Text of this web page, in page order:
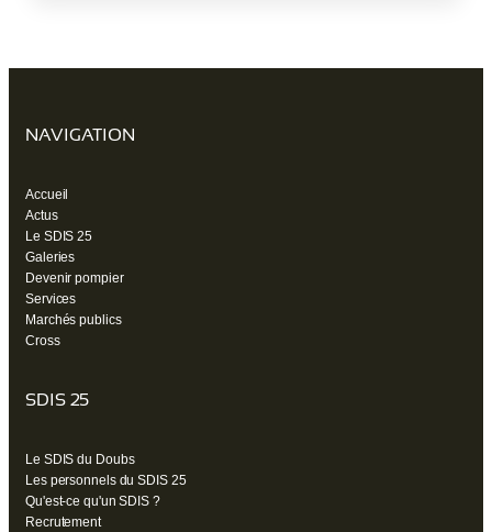
NAVIGATION
Accueil
Actus
Le SDIS 25
Galeries
Devenir pompier
Services
Marchés publics
Cross
SDIS 25
Le SDIS du Doubs
Les personnels du SDIS 25
Qu'est-ce qu'un SDIS ?
Recrutement